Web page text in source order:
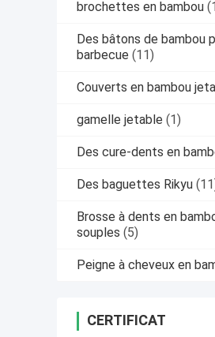
brochettes en bambou
Des bâtons de bambou
barbecue (11)
Couverts en bambou
gamelle jetable (1)
Des cure-dents en
Des baguettes Rikyu
Brosse à dents en
souples (5)
Peigne à cheveux en
CERTIFICAT